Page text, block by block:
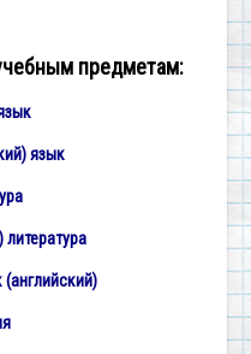
предметам:
язык